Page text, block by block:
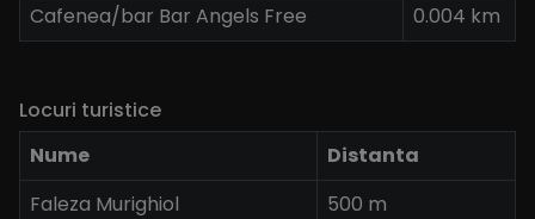
Cafenea/bar Bar Angels Free
0.004 km
Locuri turistice
Nume
Distanta
Faleza Murighiol
500 m